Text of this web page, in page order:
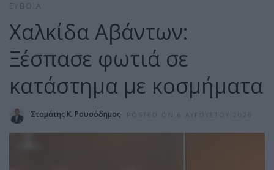
ΕΎΒΟΙΑ
Χαλκίδα Αβάντων:
Ξέσπασε φωτιά σε
κατάστημα με κοσμήματα
Σταμάτης Κ. Ρουσόδημος POSTED ON 6 ΑΥΓΟΎΣΤΟΥ 2026